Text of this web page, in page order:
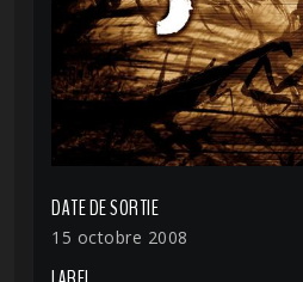
DATE DE SORTIE
15 octobre 2008